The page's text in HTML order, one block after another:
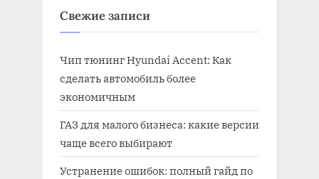
Свежие записи
Чип тюнинг Hyundai Accent: Как
сделать автомобиль более
экономичным
ГАЗ для малого бизнеса: какие версии
чаще всего выбирают
Устранение ошибок: полный гайд по